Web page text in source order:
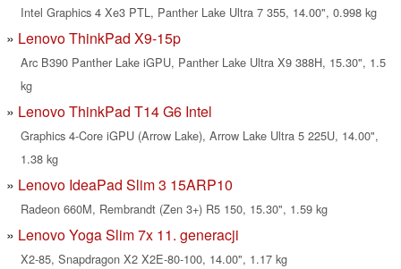
Intel Graphics 4 Xe3 PTL, Panther Lake Ultra 7 355, 14.00", 0.998 kg
Lenovo ThinkPad X9-15p
Arc B390 Panther Lake iGPU, Panther Lake Ultra X9 388H, 15.30", 1.5
kg
Lenovo ThinkPad T14 G6 Intel
Graphics 4-Core iGPU (Arrow Lake), Arrow Lake Ultra 5 225U, 14.00",
1.38 kg
Lenovo IdeaPad Slim 3 15ARP10
Radeon 660M, Rembrandt (Zen 3+) R5 150, 15.30", 1.59 kg
Lenovo Yoga Slim 7x 11. generacji
X2-85, Snapdragon X2 X2E-80-100, 14.00", 1.17 kg